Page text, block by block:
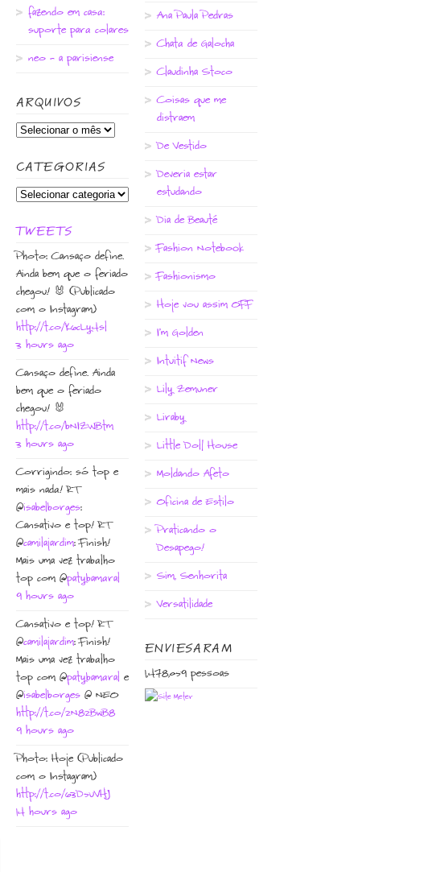
fazendo em casa:
suporte para colares
neo - a parisiense
ARQUIVOS
CATEGORIAS
TWEETS
Photo: Cansaço define.
Ainda bem que o feriado
chegou! 🐰 (Publicado
com o Instagram)
http://t.co/K6cLy4sl
3 hours ago
Cansaço define. Ainda
bem que o feriado
chegou! 🐰
http://t.co/bNIZWBtm
3 hours ago
Corrigindo: só top e
mais nada! RT
@isabelborges:
Cansativo e top! RT
@camilajardim: Finish!
Mais uma vez trabalho
top com @patybamaral
9 hours ago
Cansativo e top! RT
@camilajardim: Finish!
Mais uma vez trabalho
top com @patybamaral e
@isabelborges @ NEO
http://t.co/2N82BwB8
9 hours ago
Photo: Hoje (Publicado
com o Instagram)
http://t.co/63D5uVHJ
14 hours ago
Ana Paula Pedras
Chata de Galocha
Claudinha Stoco
Coisas que me
distraem
De Vestido
Deveria estar
estudando
Dia de Beauté
Fashion Notebook
Fashionismo
Hoje vou assim OFF
I'm Golden
Intuitif News
Lily Zemuner
Liraby
Little Doll House
Moldando Afeto
Oficina de Estilo
Praticando o
Desapego!
Sim, Senhorita
Versatilidade
ENVIESARAM
1,478,059 pessoas